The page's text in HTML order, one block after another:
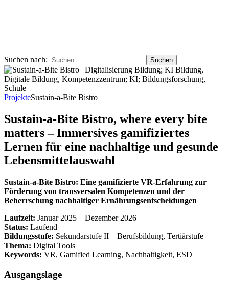
Suchen nach:
ProjekteSustain-a-Bite Bistro
Sustain-a-Bite Bistro, where every bite
matters – Immersives gamifiziertes
Lernen für eine nachhaltige und gesunde
Lebensmittelauswahl
Sustain-a-Bite Bistro: Eine gamifizierte VR-Erfahrung zur
Förderung von transversalen Kompetenzen und der
Beherrschung nachhaltiger Ernährungsentscheidungen
Laufzeit: Januar 2025 – Dezember 2026
Status: Laufend
Bildungsstufe: Sekundarstufe II – Berufsbildung, Tertiärstufe
Thema: Digital Tools
Keywords: VR, Gamified Learning, Nachhaltigkeit, ESD
Ausgangslage